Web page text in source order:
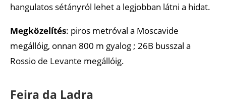
hangulatos sétányról lehet a legjobban látni a hidat.
Megközelítés: piros metróval a Moscavide
megállóig, onnan 800 m gyalog ; 26B busszal a
Rossio de Levante megállóig.
Feira da Ladra